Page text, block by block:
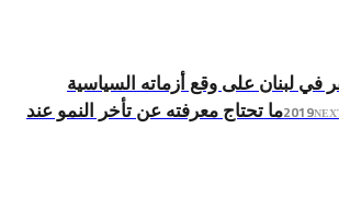
في لبنان على وقع أزماته السياسية
ما تحتاج معرفته عن تأخر النمو عند